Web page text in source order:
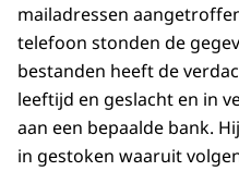
mailadressen
telefoon stonden de
bestanden heeft de
leeftijd en geslacht en in
aan een bepaalde bank.
in gestoken waaruit